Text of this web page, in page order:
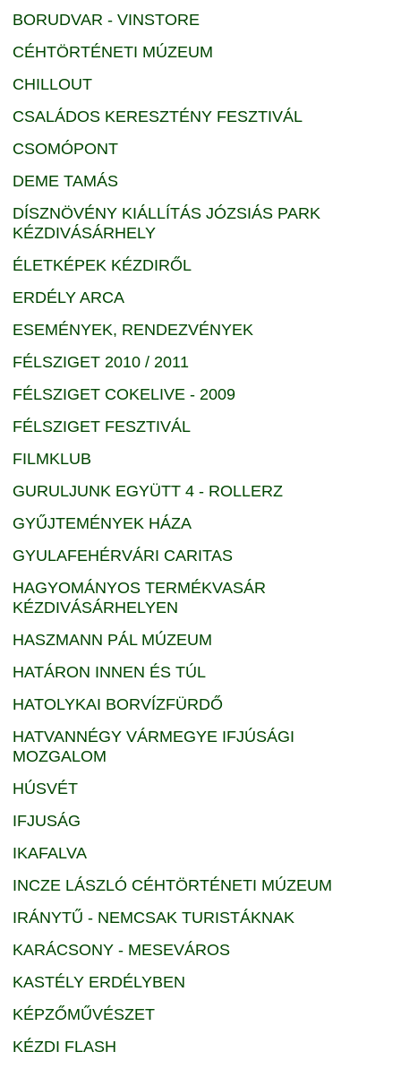
BORUDVAR - VINSTORE
CÉHTÖRTÉNETI MÚZEUM
CHILLOUT
CSALÁDOS KERESZTÉNY FESZTIVÁL
CSOMÓPONT
DEME TAMÁS
DÍSZNÖVÉNY KIÁLLÍTÁS JÓZSIÁS PARK
KÉZDIVÁSÁRHELY
ÉLETKÉPEK KÉZDIRŐL
ERDÉLY ARCA
ESEMÉNYEK, RENDEZVÉNYEK
FÉLSZIGET 2010 / 2011
FÉLSZIGET COKELIVE - 2009
FÉLSZIGET FESZTIVÁL
FILMKLUB
GURULJUNK EGYÜTT 4 - ROLLERZ
GYŰJTEMÉNYEK HÁZA
GYULAFEHÉRVÁRI CARITAS
HAGYOMÁNYOS TERMÉKVASÁR
KÉZDIVÁSÁRHELYEN
HASZMANN PÁL MÚZEUM
HATÁRON INNEN ÉS TÚL
HATOLYKAI BORVÍZFÜRDŐ
HATVANNÉGY VÁRMEGYE IFJÚSÁGI
MOZGALOM
HÚSVÉT
IFJUSÁG
IKAFALVA
INCZE LÁSZLÓ CÉHTÖRTÉNETI MÚZEUM
IRÁNYTŰ - NEMCSAK TURISTÁKNAK
KARÁCSONY - MESEVÁROS
KASTÉLY ERDÉLYBEN
KÉPZŐMŰVÉSZET
KÉZDI FLASH